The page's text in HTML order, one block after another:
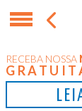
RECEBA NOSSA